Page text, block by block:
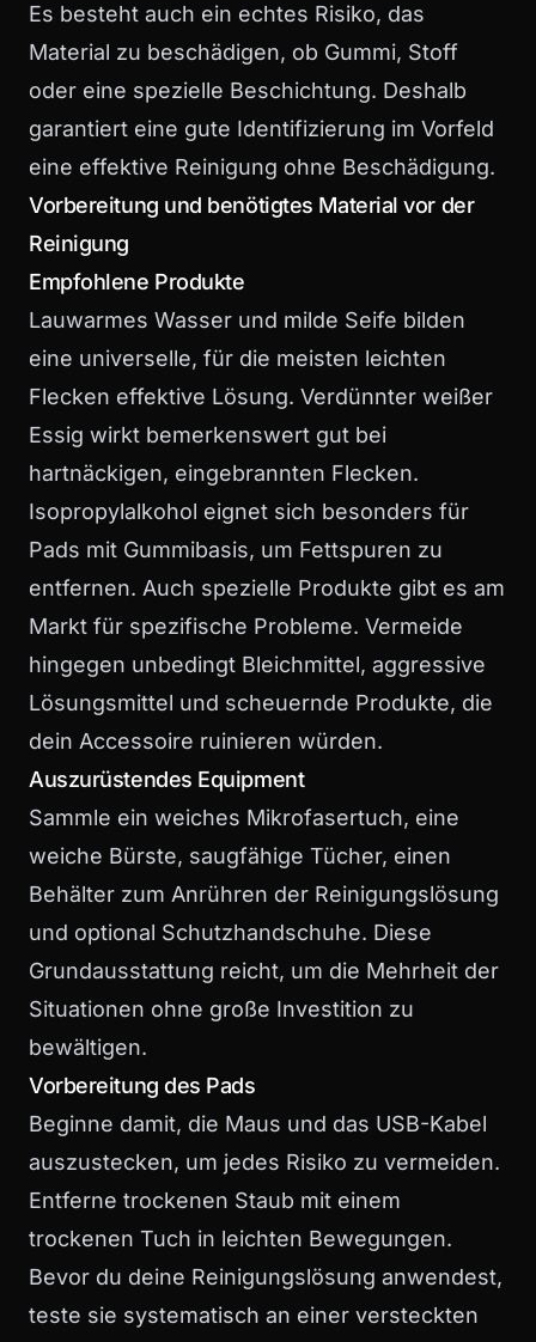
Es besteht auch ein echtes Risiko, das
Material zu beschädigen, ob Gummi, Stoff
oder eine spezielle Beschichtung. Deshalb
garantiert eine gute Identifizierung im Vorfeld
eine effektive Reinigung ohne Beschädigung.
Vorbereitung und benötigtes Material vor der
Reinigung
Empfohlene Produkte
Lauwarmes Wasser und milde Seife bilden
eine universelle, für die meisten leichten
Flecken effektive Lösung. Verdünnter weißer
Essig wirkt bemerkenswert gut bei
hartnäckigen, eingebrannten Flecken.
Isopropylalkohol eignet sich besonders für
Pads mit Gummibasis, um Fettspuren zu
entfernen. Auch spezielle Produkte gibt es am
Markt für spezifische Probleme. Vermeide
hingegen unbedingt Bleichmittel, aggressive
Lösungsmittel und scheuernde Produkte, die
dein Accessoire ruinieren würden.
Auszurüstendes Equipment
Sammle ein weiches Mikrofasertuch, eine
weiche Bürste, saugfähige Tücher, einen
Behälter zum Anrühren der Reinigungslösung
und optional Schutzhandschuhe. Diese
Grundausstattung reicht, um die Mehrheit der
Situationen ohne große Investition zu
bewältigen.
Vorbereitung des Pads
Beginne damit, die Maus und das USB-Kabel
auszustecken, um jedes Risiko zu vermeiden.
Entferne trockenen Staub mit einem
trockenen Tuch in leichten Bewegungen.
Bevor du deine Reinigungslösung anwendest,
teste sie systematisch an einer versteckten